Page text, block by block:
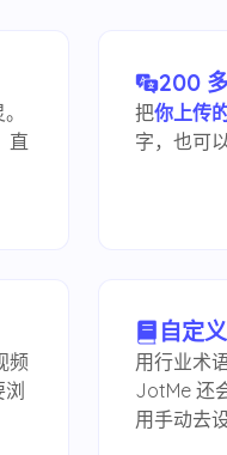
直
200
把你上传
字，也可
频
自定
用行业术
JotMe 还
用手动去设